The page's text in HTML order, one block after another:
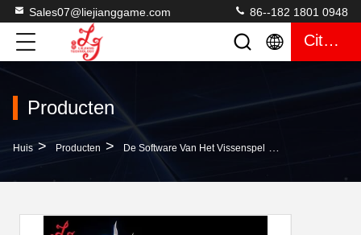
Sales07@liejianggame.com 86--182 1801 0948
Citaat
Producten
Huis > Producten > De Software Van Het Vissenspel >